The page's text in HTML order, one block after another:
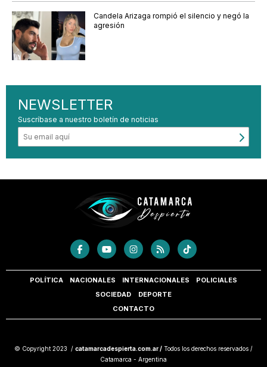
Candela Arizaga rompió el silencio y negó la
agresión
NEWSLETTER
Suscríbase a nuestro boletín de noticias
POLÍTICA NACIONALES INTERNACIONALES
POLICIALES
SOCIEDAD
DEPORTE
CONTACTO
© Copyright 2023 / catamarcadespierta.com.ar / Todos los derechos reservados /
Catamarca - Argentina